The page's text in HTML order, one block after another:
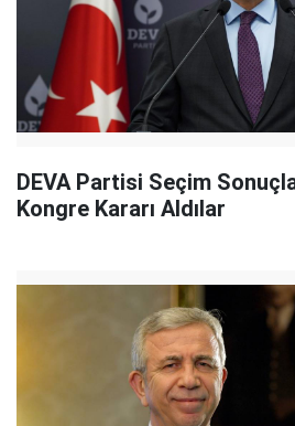
DEVA Partisi Seçim
Kongre Kararı Aldılar